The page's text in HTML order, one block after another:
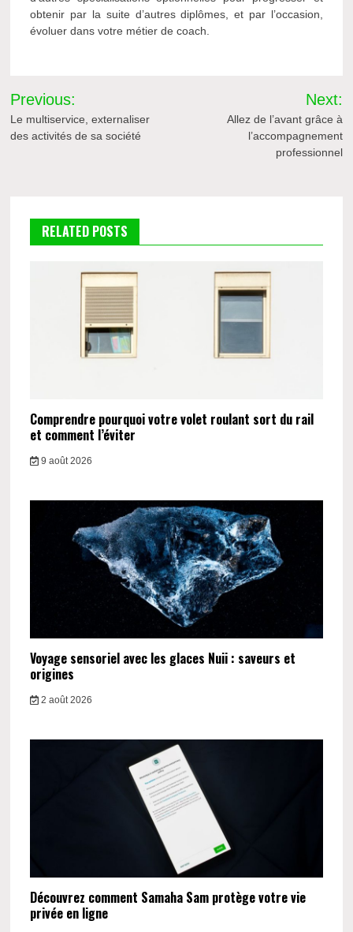
obtenir par la suite d’autres diplômes, et par l’occasion,
évoluer dans votre métier de coach.
Navigation
de
Previous:
Le multiservice, externaliser
des activités de sa société
Next:
Allez de l’avant grâce à
l’accompagnement
professionnel
RELATED POSTS
Comprendre pourquoi votre volet roulant sort du rail
et comment l’éviter
9 août 2026
Voyage sensoriel avec les glaces Nuii : saveurs et
origines
2 août 2026
Découvrez comment Samaha Sam protège votre vie
privée en ligne